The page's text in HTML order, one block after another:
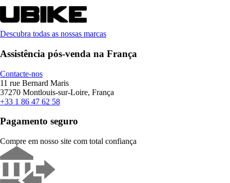
Descubra todas as nossas marcas
Assistência pós-venda na França
Contacte-nos
11 rue Bernard Maris
37270 Montlouis-sur-Loire, França
+33 1 86 47 62 58
Pagamento seguro
Compre em nosso site com total confiança